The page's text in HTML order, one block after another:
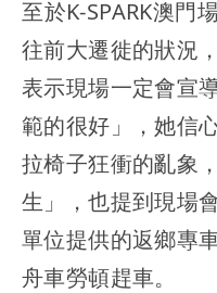
至於K-SPARK澳門
往前大遷徙的狀況
表示現場一定會宣
範的很好」，她信
拉椅子狂衝的亂象
生」，也提到現場
單位提供的返鄉專
舟車勞頓趕車。